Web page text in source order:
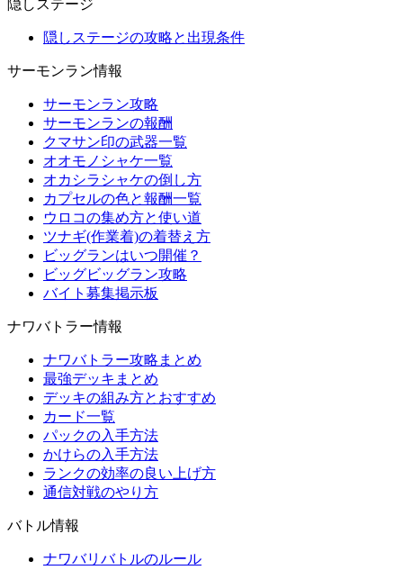
隠しステージ
隠しステージの攻略と出現条件
サーモンラン情報
サーモンラン攻略
サーモンランの報酬
クマサン印の武器一覧
オオモノシャケ一覧
オカシラシャケの倒し方
カプセルの色と報酬一覧
ウロコの集め方と使い道
ツナギ(作業着)の着替え方
ビッグランはいつ開催？
ビッグビッグラン攻略
バイト募集掲示板
ナワバトラー情報
ナワバトラー攻略まとめ
最強デッキまとめ
デッキの組み方とおすすめ
カード一覧
パックの入手方法
かけらの入手方法
ランクの効率の良い上げ方
通信対戦のやり方
バトル情報
ナワバリバトルのルール